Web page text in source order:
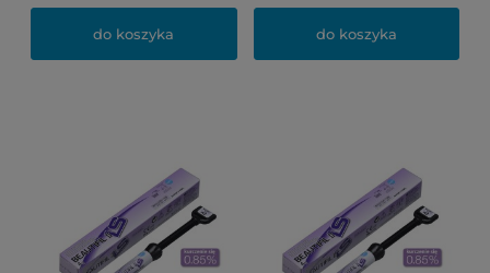
do koszyka do koszyka